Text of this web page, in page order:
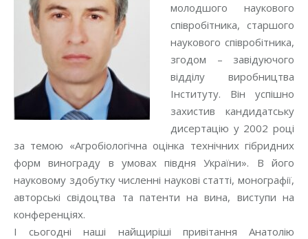
молодшого наукового
співробітника, старшого
наукового співробітника,
згодом – завідуючого
відділу виробництва
Інституту. Він успішно
захистив кандидатську
дисертацію у 2002 році
за темою «Агробіологічна оцінка технічних гібридних
форм винограду в умовах півдня України». В його
науковому здобутку численні наукові статті, монографії,
авторські свідоцтва та патенти на вина, виступи на
конференціях.
І сьогодні наші найщиріші привітання Анатолію